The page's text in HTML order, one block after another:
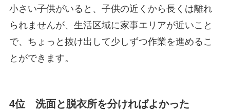
小さい子供がいると、子供の近くから長くは離れ
られませんが、生活区域に家事エリアが近いこと
で、ちょっと抜け出して少しずつ作業を進めるこ
とができます。
4位 洗面と脱衣所を分ければよかった